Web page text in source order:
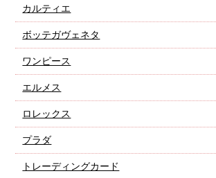
カルティエ
ボッテガヴェネタ
ワンピース
エルメス
ロレックス
プラダ
トレーディングカード